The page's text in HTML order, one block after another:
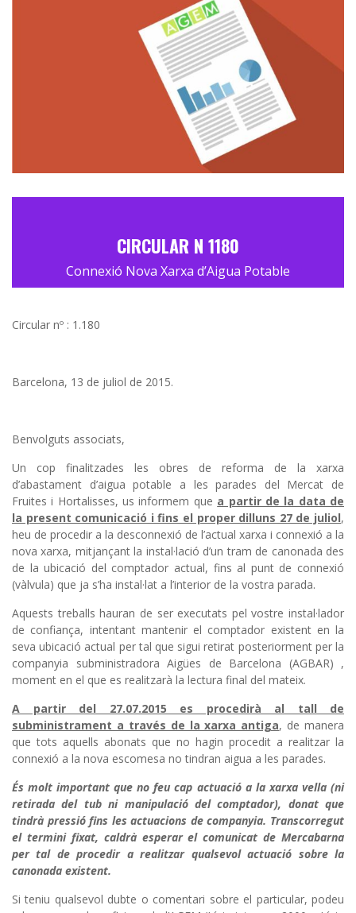
CIRCULAR N 1180
Connexió Nova Xarxa d’Aigua Potable
Circular nº : 1.180
Barcelona, 13 de juliol de 2015.
Benvolguts associats,
Un cop finalitzades les obres de reforma de la xarxa
d’abastament d’aigua potable a les parades del Mercat de
Fruites i Hortalisses, us informem que a partir de la data de
la present comunicació i fins el proper dilluns 27 de juliol,
heu de procedir a la desconnexió de l’actual xarxa i connexió a la
nova xarxa, mitjançant la instal·lació d’un tram de canonada des
de la ubicació del comptador actual, fins al punt de connexió
(vàlvula) que ja s’ha instal·lat a l’interior de la vostra parada.
Aquests treballs hauran de ser executats pel vostre instal·lador
de confiança, intentant mantenir el comptador existent en la
seva ubicació actual per tal que sigui retirat posteriorment per la
companyia subministradora Aigües de Barcelona (AGBAR) ,
moment en el que es realitzarà la lectura final del mateix.
A partir del 27.07.2015 es procedirà al tall de
subministrament a través de la xarxa antiga, de manera
que tots aquells abonats que no hagin procedit a realitzar la
connexió a la nova escomesa no tindran aigua a les parades.
És molt important que no feu cap actuació a la xarxa vella (ni
retirada del tub ni manipulació del comptador), donat que
tindrà pressió fins les actuacions de companyia. Transcorregut
el termini fixat, caldrà esperar el comunicat de Mercabarna
per tal de procedir a realitzar qualsevol actuació sobre la
canonada existent.
Si teniu qualsevol dubte o comentari sobre el particular, podeu